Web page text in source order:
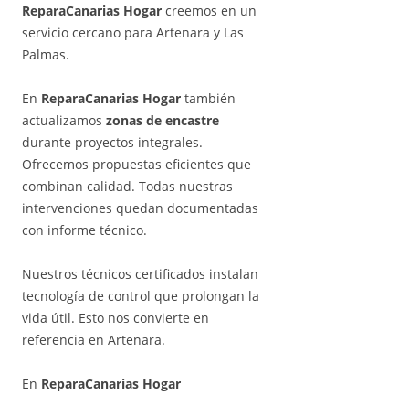
ReparaCanarias Hogar creemos en un
servicio cercano para Artenara y Las
Palmas.
En ReparaCanarias Hogar también
actualizamos zonas de encastre
durante proyectos integrales.
Ofrecemos propuestas eficientes que
combinan calidad. Todas nuestras
intervenciones quedan documentadas
con informe técnico.
Nuestros técnicos certificados instalan
tecnología de control que prolongan la
vida útil. Esto nos convierte en
referencia en Artenara.
En ReparaCanarias Hogar